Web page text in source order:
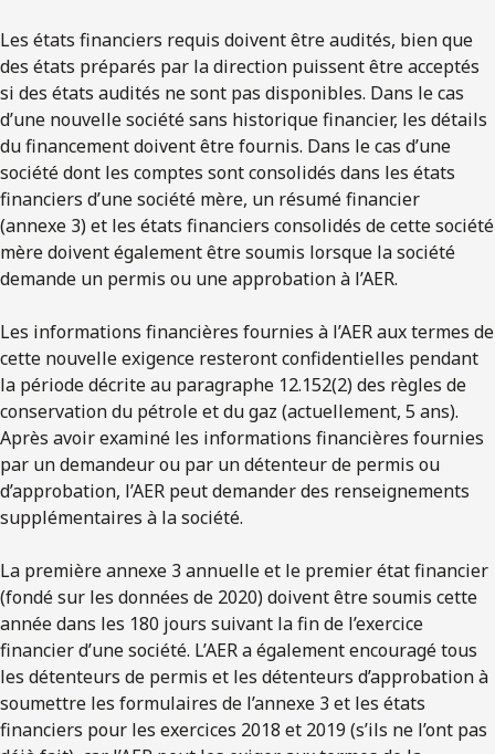
Les états financiers requis doivent être audités, bien que
des états préparés par la direction puissent être acceptés
si des états audités ne sont pas disponibles. Dans le cas
d’une nouvelle société sans historique financier, les détails
du financement doivent être fournis. Dans le cas d’une
société dont les comptes sont consolidés dans les états
financiers d’une société mère, un résumé financier
(annexe 3) et les états financiers consolidés de cette société
mère doivent également être soumis lorsque la société
demande un permis ou une approbation à l’AER.
Les informations financières fournies à l’AER aux termes de
cette nouvelle exigence resteront confidentielles pendant
la période décrite au paragraphe 12.152(2) des règles de
conservation du pétrole et du gaz (actuellement, 5 ans).
Après avoir examiné les informations financières fournies
par un demandeur ou par un détenteur de permis ou
d’approbation, l’AER peut demander des renseignements
supplémentaires à la société.
La première annexe 3 annuelle et le premier état financier
(fondé sur les données de 2020) doivent être soumis cette
année dans les 180 jours suivant la fin de l’exercice
financier d’une société. L’AER a également encouragé tous
les détenteurs de permis et les détenteurs d’approbation à
soumettre les formulaires de l’annexe 3 et les états
financiers pour les exercices 2018 et 2019 (s’ils ne l’ont pas